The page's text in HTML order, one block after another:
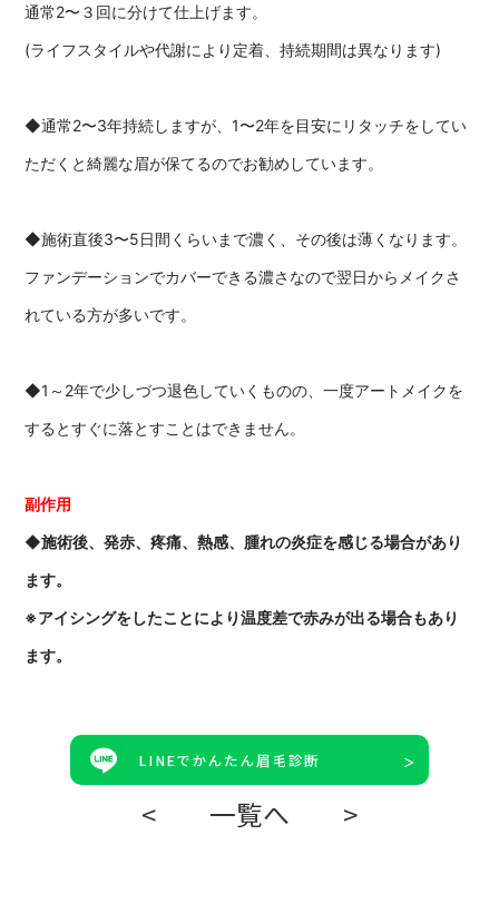
通常2〜３回に分けて仕上げます。
(ライフスタイルや代謝により定着、持続期間は異なります)
◆通常2〜3年持続しますが、1〜2年を目安にリタッチをしてい
ただくと綺麗な眉が保てるのでお勧めしています。
◆施術直後3〜5日間くらいまで濃く、その後は薄くなります。
ファンデーションでカバーできる濃さなので翌日からメイクさ
れている方が多いです。
◆1～2年で少しづつ退色していくものの、一度アートメイクを
するとすぐに落とすことはできません。
副作用
◆施術後、発赤、疼痛、熱感、腫れの炎症を感じる場合があり
ます。
※アイシングをしたことにより温度差で赤みが出る場合もあり
ます。
LINEでかんたん眉毛診断
< 一覧へ >